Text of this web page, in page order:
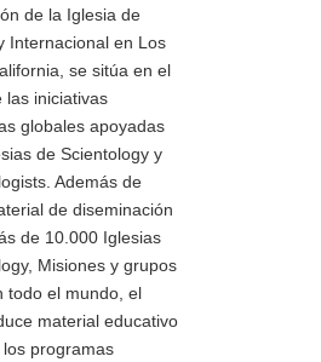
de la Iglesia de
Internacional en Los
se sitúa en el
las iniciativas
globales apoyadas
de Scientology y
Además de
de diseminación
de 10.000 Iglesias
Misiones y grupos
todo el mundo, el
material educativo
programas